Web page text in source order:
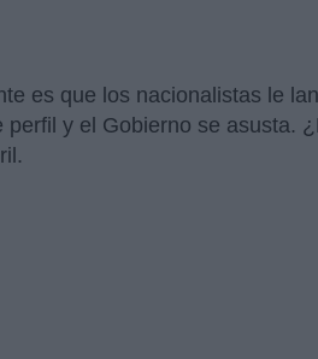
es que los nacionalistas le
y el Gobierno se asusta.